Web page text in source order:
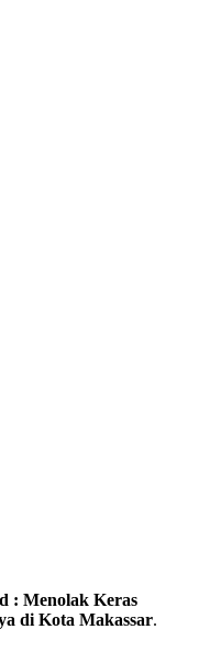
: Menolak Keras
di Kota Makassar.